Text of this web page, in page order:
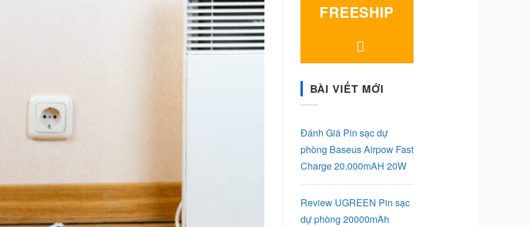
FREESHIP
BÀI VIẾT MỚI
Đánh Giá Pin sạc dự
phòng Baseus Airpow Fast
Charge 20.000mAH 20W
Review UGREEN Pin sạc
dự phòng 20000mAh